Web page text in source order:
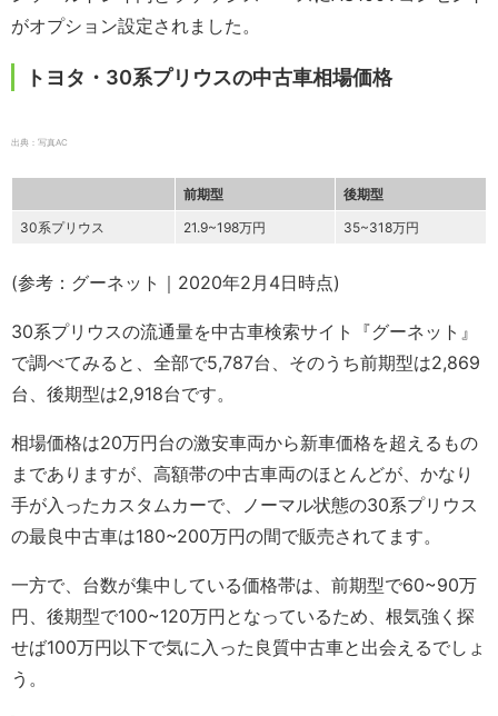
がオプション設定されました。
トヨタ・30系プリウスの中古車相場価格
出典：写真AC
前期型
後期型
30系プリウス
21.9~198万円 35~318万円
(参考：グーネット｜2020年2月4日時点)
30系プリウスの流通量を中古車検索サイト『グーネット』
で調べてみると、全部で5,787台、そのうち前期型は2,869
台、後期型は2,918台です。
相場価格は20万円台の激安車両から新車価格を超えるもの
までありますが、高額帯の中古車両のほとんどが、かなり
手が入ったカスタムカーで、ノーマル状態の30系プリウス
の最良中古車は180~200万円の間で販売されてます。
一方で、台数が集中している価格帯は、前期型で60~90万
円、後期型で100~120万円となっているため、根気強く探
せば100万円以下で気に入った良質中古車と出会えるでしょ
う。